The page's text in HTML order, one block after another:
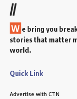
//
W e bring you
stories that matter
world.
Quick Link
Advertise with CTN